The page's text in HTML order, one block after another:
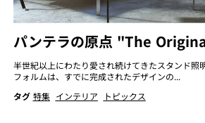
パンテラの原点 "The
半世紀以上にわたり愛され続けてきたスタンド
フォルムは、すでに完成されたデザインの...
タグ 特集 インテリア
トピックス